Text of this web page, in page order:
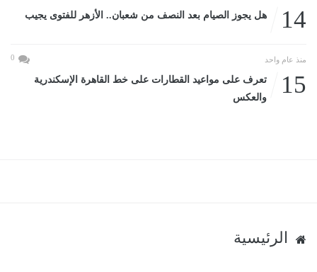
14 هل يجوز الصيام بعد النصف من شعبان.. الأزهر للفتوى يجيب
منذ عام واحد 0
15
تعرف على مواعيد القطارات على خط القاهرة الإسكندرية
والعكس
الرئيسية